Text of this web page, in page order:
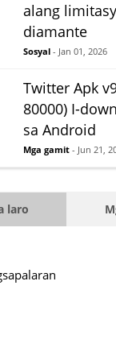
alang
diamante
Sosyal - Jan 01, 2026
Twitter Apk
80000) I-
sa Android
Mga gamit - Jun 21,
laro